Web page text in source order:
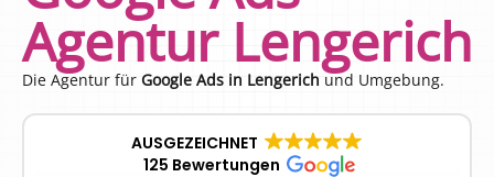
Agentur Lengerich
Die Agentur für Google Ads in Lengerich und Umgebung.
AUSGEZEICHNET
125 Bewertungen